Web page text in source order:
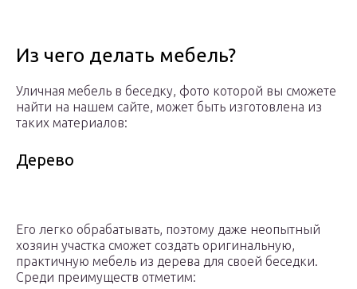
Из чего делать мебель?
Уличная мебель в беседку, фото которой вы сможете
найти на нашем сайте, может быть изготовлена из
таких материалов:
Дерево
Его легко обрабатывать, поэтому даже неопытный
хозяин участка сможет создать оригинальную,
практичную мебель из дерева для своей беседки.
Среди преимуществ отметим: